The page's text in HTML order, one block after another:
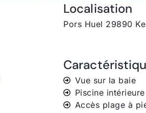
Localisation
Pors Huel 29890
Vue sur la baie
Piscine intérieure
Accès plage à